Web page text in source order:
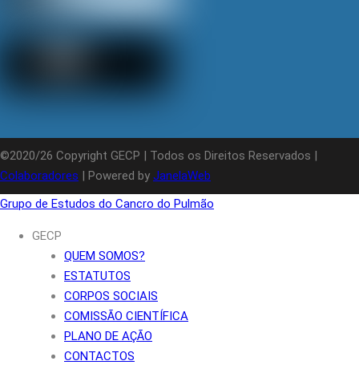
©2020/26 Copyright GECP | Todos os Direitos Reservados |
Colaboradores | Powered by JanelaWeb
Grupo de Estudos do Cancro do Pulmão
GECP
QUEM SOMOS?
ESTATUTOS
CORPOS SOCIAIS
COMISSÃO CIENTÍFICA
PLANO DE AÇÃO
CONTACTOS